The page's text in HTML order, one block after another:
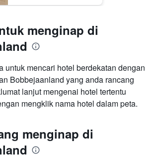
menginap di
untuk mencari hotel berdekatan dengan
Bobbejaanland yang anda rancang
lanjut mengenai hotel tertentu
mengklik nama hotel dalam peta.
menginap di